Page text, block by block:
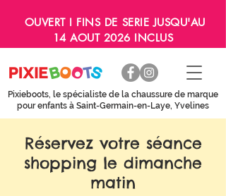
Pixieboots, le spécialiste de la chaussure de marque
pour enfants à Saint-Germain-en-Laye, Yvelines
OUVERT I FINS DE SERIE JUSQU'AU
14 AOUT 2026 INCLUS
Réservez votre séance
shopping le dimanche
matin